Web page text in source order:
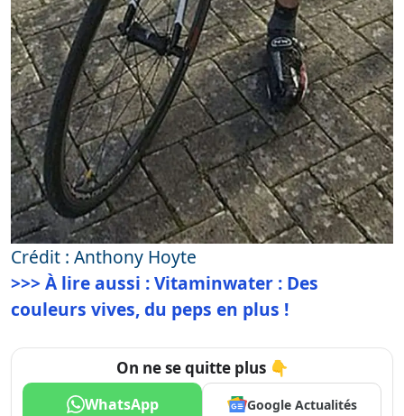
Crédit : Anthony Hoyte
>>> À lire aussi : Vitaminwater : Des
couleurs vives, du peps en plus !
On ne se quitte plus 👇
WhatsApp Google Actualités